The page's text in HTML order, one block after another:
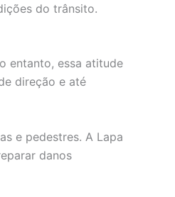
do trânsito.
entanto, essa atitude
direção e até
e pedestres. A Lapa
danos